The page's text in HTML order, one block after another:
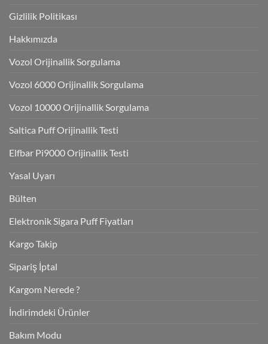
Gizlilik Politikası
Hakkımızda
Vozol Orijinallik Sorgulama
Vozol 6000 Orijinallik Sorgulama
Vozol 10000 Orijinallik Sorgulama
Saltica Puff Orijinallik Testi
Elfbar Pi9000 Orijinallik Testi
Yasal Uyarı
Bülten
Elektronik Sigara Puff Fiyatları
Kargo Takip
Sipariş İptal
Kargom Nerede ?
İndirimdeki Ürünler
Bakım Modu